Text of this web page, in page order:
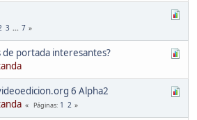
3 ... 7
de portada interesantes?
6 Alpha2
Páginas 1 2